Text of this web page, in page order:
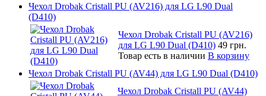
Чехол Drobak Cristall PU (AV216) для LG L90 Dual
(D410)
Чехол Drobak Cristall PU (AV216)
для LG L90 Dual (D410) 49 грн.
Товар есть в наличии В корзину
Чехол Drobak Cristall PU (AV44) для LG L90 Dual (D410)
Чехол Drobak Cristall PU (AV44)